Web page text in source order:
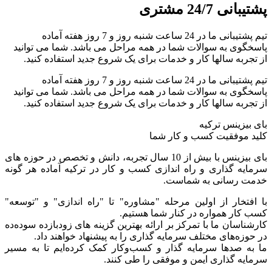
پشتیبانی 24/7 مشتری
تیم پشتیبانی ما در 24 ساعت شنبه روز و 7 روز هفته آماده
پاسخگوی به سوالات شما در همه مراحل می باشد. شما می توانید
از تجربه سالها کار و خدمات برای یک شروع جدید استفاده کنید.
تیم پشتیبانی ما در 24 ساعت شنبه روز و 7 روز هفته آماده
پاسخگوی به سوالات شما در همه مراحل می باشد. شما می توانید
از تجربه سالها کار و خدمات برای یک شروع جدید استفاده کنید.
بای بیزینس ترکیه
کلید موفقیت کسب و کار شما
بای بیزینس با بیش از 10 سال تجربه، دانش و تخصص در حوزه های
سرمایه گذاری و راه اندازی کسب و کار در ترکیه آماده هر گونه
خدمت رسانی به شماست.
با افتخار از اولین مرحله "مشاوره" تا "راه اندازی" و "توسعه"
کسب کار همواره در کنار شما هستیم.
کارشناسان ما با تمرکز بر ارائه بهترین گزینه های زودبازده سوده‌ده
در حوزه‌های مختلف سرمایه گذاری را به پیشنهاد خواهند داد.
ما به صدها سرمایه گذار و کسب‌وکار کمک کرده‌ایم تا به مسیر
سرمایه گذاری ایمن و موفقی را طی کنند.